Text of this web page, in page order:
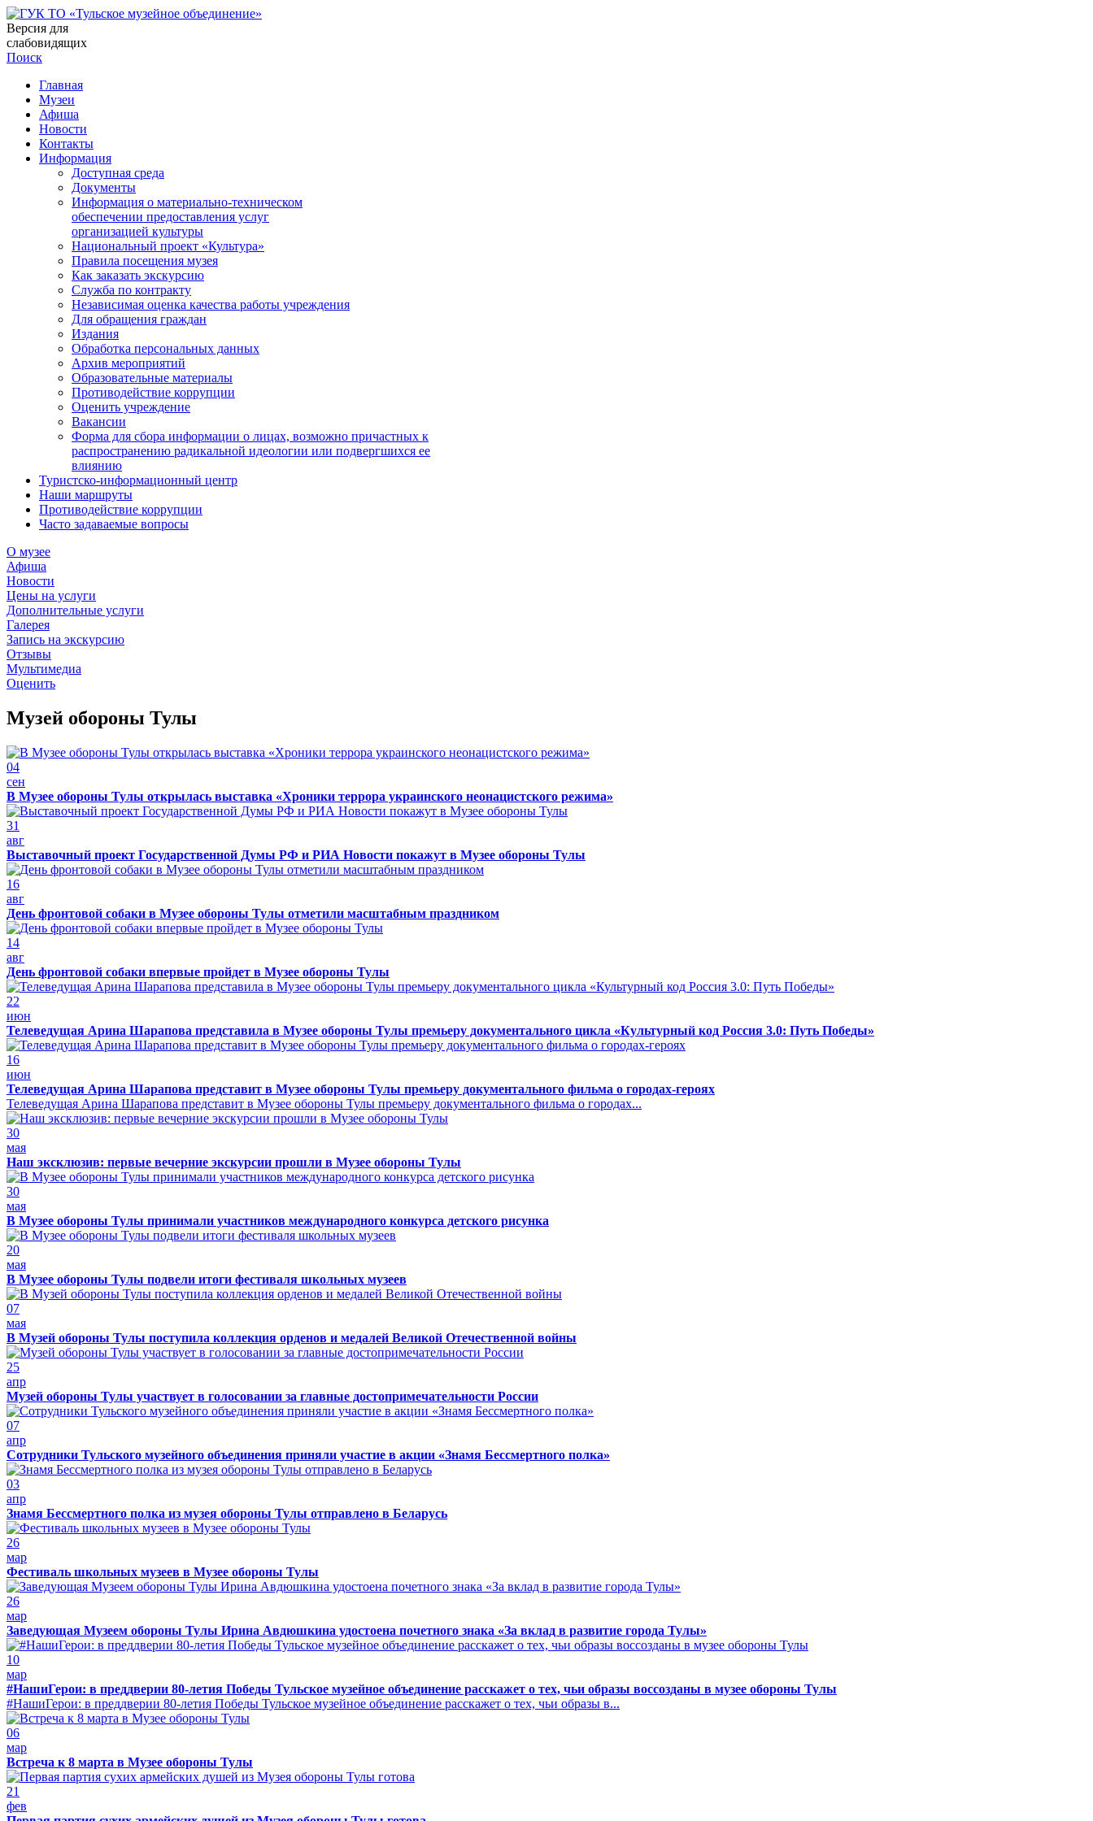
Версия для
слабовидящих
Поиск
Главная
Музеи
Афиша
Новости
Контакты
Информация
Доступная среда
Документы
Информация о материально-техническом
обеспечении предоставления услуг
организацией культуры
Национальный проект «Культура»
Правила посещения музея
Как заказать экскурсию
Служба по контракту
Независимая оценка качества работы учреждения
Для обращения граждан
Издания
Обработка персональных данных
Архив мероприятий
Образовательные материалы
Противодействие коррупции
Оценить учреждение
Вакансии
Форма для сбора информации о лицах, возможно причастных к
распространению радикальной идеологии или подвергшихся ее
влиянию
Туристско-информационный центр
Наши маршруты
Противодействие коррупции
Часто задаваемые вопросы
О музее
Афиша
Новости
Цены на услуги
Дополнительные услуги
Галерея
Запись на экскурсию
Отзывы
Мультимедиа
Оценить
Музей обороны Тулы
04
сен
В Музее обороны Тулы открылась выставка «Хроники террора украинского неонацистского режима»
31
авг
Выставочный проект Государственной Думы РФ и РИА Новости покажут в Музее обороны Тулы
16
авг
День фронтовой собаки в Музее обороны Тулы отметили масштабным праздником
14
авг
День фронтовой собаки впервые пройдет в Музее обороны Тулы
22
июн
Телеведущая Арина Шарапова представила в Музее обороны Тулы премьеру документального цикла «Культурный код Россия 3.0: Путь Победы»
16
июн
Телеведущая Арина Шарапова представит в Музее обороны Тулы премьеру документального фильма о городах-героях
Телеведущая Арина Шарапова представит в Музее обороны Тулы премьеру документального фильма о городах...
30
мая
Наш эксклюзив: первые вечерние экскурсии прошли в Музее обороны Тулы
30
мая
В Музее обороны Тулы принимали участников международного конкурса детского рисунка
20
мая
В Музее обороны Тулы подвели итоги фестиваля школьных музеев
07
мая
В Музей обороны Тулы поступила коллекция орденов и медалей Великой Отечественной войны
25
апр
Музей обороны Тулы участвует в голосовании за главные достопримечательности России
07
апр
Сотрудники Тульского музейного объединения приняли участие в акции «Знамя Бессмертного полка»
03
апр
Знамя Бессмертного полка из музея обороны Тулы отправлено в Беларусь
26
мар
Фестиваль школьных музеев в Музее обороны Тулы
26
мар
Заведующая Музеем обороны Тулы Ирина Авдюшкина удостоена почетного знака «За вклад в развитие города Тулы»
10
мар
#НашиГерои: в преддверии 80-летия Победы Тульское музейное объединение расскажет о тех, чьи образы воссозданы в музее обороны Тулы
#НашиГерои: в преддверии 80-летия Победы Тульское музейное объединение расскажет о тех, чьи образы в...
06
мар
Встреча к 8 марта в Музее обороны Тулы
21
фев